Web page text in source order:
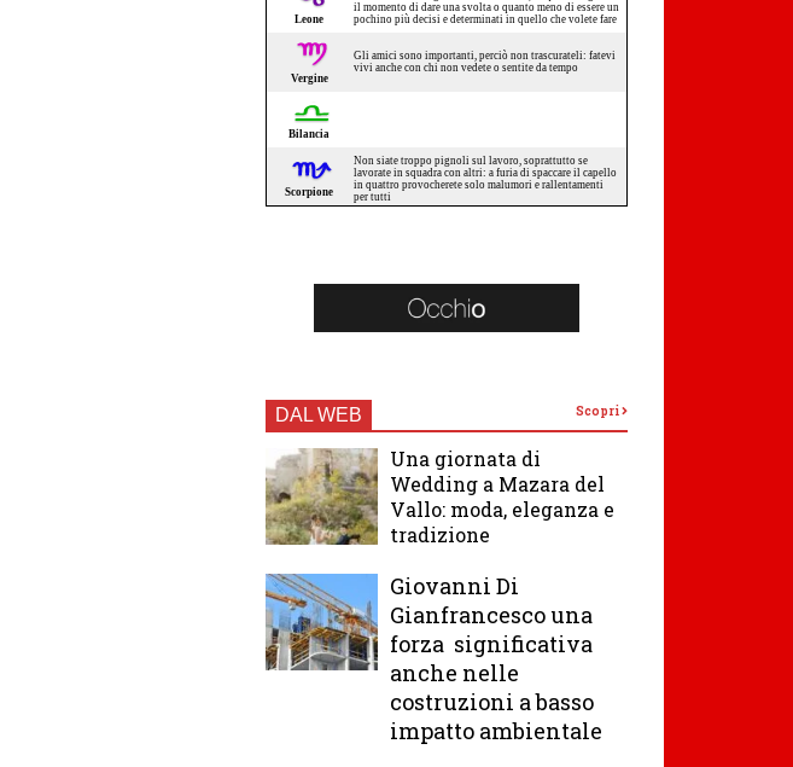
DAL WEB Scopri
Una giornata di
Wedding a Mazara del
Vallo: moda, eleganza e
tradizione
Giovanni Di
Gianfrancesco una
forza significativa
anche nelle
costruzioni a basso
impatto ambientale